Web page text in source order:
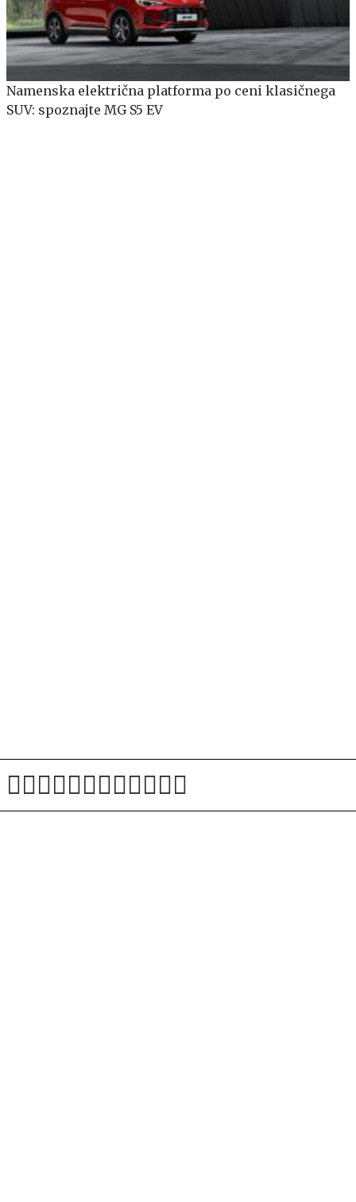
Namenska električna platforma po ceni klasičnega
SUV: spoznajte MG S5 EV